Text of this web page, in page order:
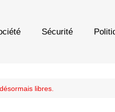
Sécurité
libres.